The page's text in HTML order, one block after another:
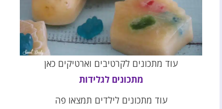
עוד מתכונים לקרטיבים וארטיקים כאן
מתכונים לגלידות
עוד מתכונים לילדים תמצאו פה